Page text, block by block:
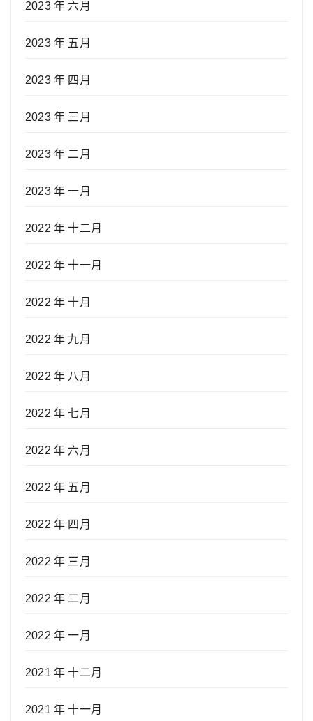
2023 年 六月
2023 年 五月
2023 年 四月
2023 年 三月
2023 年 二月
2023 年 一月
2022 年 十二月
2022 年 十一月
2022 年 十月
2022 年 九月
2022 年 八月
2022 年 七月
2022 年 六月
2022 年 五月
2022 年 四月
2022 年 三月
2022 年 二月
2022 年 一月
2021 年 十二月
2021 年 十一月